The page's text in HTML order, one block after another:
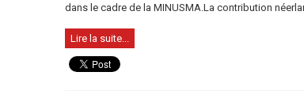
dans le cadre de la MINUSMA.La contribution
Lire la suite...